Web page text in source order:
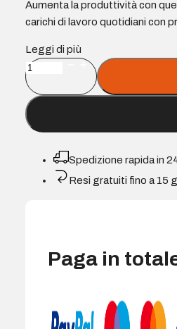
Aumenta la produttività con
carichi di lavoro quotidiani con
Leggi di più
DELL
PC
SFF
PRO
SLIM
ESSENTIAL
14700
Spedizione rapida in
Resi gratuiti fino a 15
Paga in